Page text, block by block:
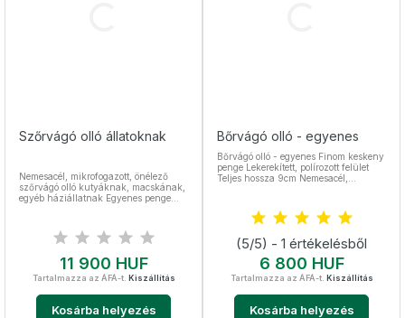
Szőrvágó olló állatoknak
Nemesacél, mikrofogazott, önélező
szőrvágó olló kutyáknak, macskának,
egyéb háziállatnak Egyenes penge
kutyaszőr vágó olló
Ár
11 900 HUF
Tartalmazza az ÁFÁ-t. Kiszállítás
Kosárba helyezés
Bőrvágó olló - egyenes
Bőrvágó olló - egyenes Finom keskeny
penge Lekerekített, polírozott felület
Teljes hossza 9cm Nemesacél,
(5/5) - 1 értékelésből
Ár
6 800 HUF
Tartalmazza az ÁFÁ-t. Kiszállítás
Kosárba helyezés